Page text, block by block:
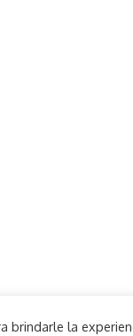
brindarle la